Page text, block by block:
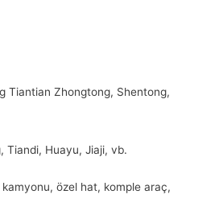
Tiantian Zhongtong, Shentong,
Tiandi, Huayu, Jiaji, vb.
kamyonu, özel hat, komple araç,